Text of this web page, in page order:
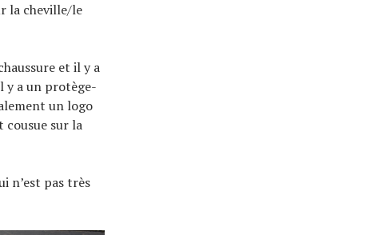
la cheville/le
et il y a
y a un protège-
un logo
cousue sur la
n’est pas très